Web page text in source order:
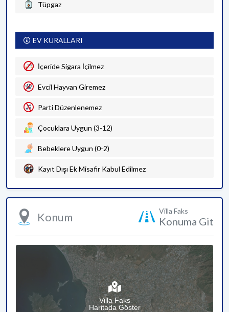
Tüpgaz
EV KURALLARI
İçeride Sigara İçilmez
Evcil Hayvan Giremez
Parti Düzenlenemez
Çocuklara Uygun (3-12)
Bebeklere Uygun (0-2)
Kayıt Dışı Ek Misafir Kabul Edilmez
Konum Villa Faks
Konuma Git
Villa Faks
Haritada Göster